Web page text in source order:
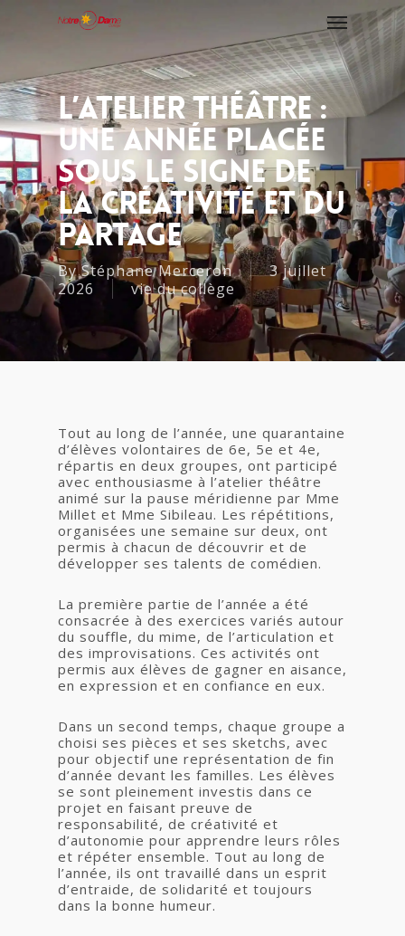
L’atelier Théâtre :
Une Année Placée
Sous Le Signe De
La Créativité Et Du
Partage
ByStéphane Merceron
3 juillet
2026
vie du collège
Tout au long de l’année, une quarantaine
d’élèves volontaires de 6e, 5e et 4e,
répartis en deux groupes, ont participé
avec enthousiasme à l’atelier théâtre
animé sur la pause méridienne par Mme
Millet et Mme Sibileau. Les répétitions,
organisées une semaine sur deux, ont
permis à chacun de découvrir et de
développer ses talents de comédien.
La première partie de l’année a été
consacrée à des exercices variés autour
du souffle, du mime, de l’articulation et
des improvisations. Ces activités ont
permis aux élèves de gagner en aisance,
en expression et en confiance en eux.
Dans un second temps, chaque groupe a
choisi ses pièces et ses sketchs, avec
pour objectif une représentation de fin
d’année devant les familles. Les élèves
se sont pleinement investis dans ce
projet en faisant preuve de
responsabilité, de créativité et
d’autonomie pour apprendre leurs rôles
et répéter ensemble. Tout au long de
l’année, ils ont travaillé dans un esprit
d’entraide, de solidarité et toujours
dans la bonne humeur.